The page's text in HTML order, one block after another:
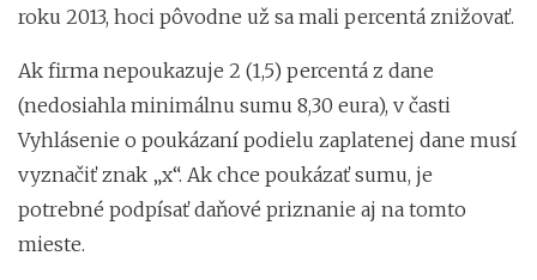
roku 2013, hoci pôvodne už sa mali percentá znižovať.
Ak firma nepoukazuje 2 (1,5) percentá z dane
(nedosiahla minimálnu sumu 8,30 eura), v časti
Vyhlásenie o poukázaní podielu zaplatenej dane musí
vyznačiť znak „x“. Ak chce poukázať sumu, je
potrebné podpísať daňové priznanie aj na tomto
mieste.